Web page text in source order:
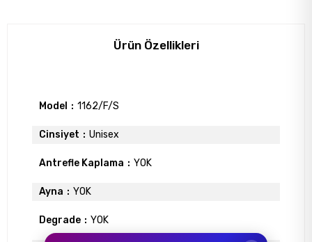
Ürün Özellikleri
Model 1162/F/S
Cinsiyet Unisex
Antrefle Kaplama YOK
Ayna YOK
Degrade YOK